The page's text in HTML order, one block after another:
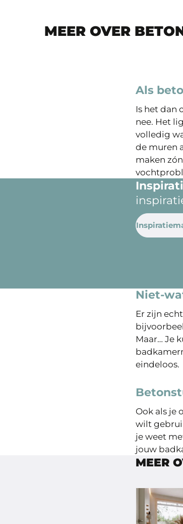
MEER OVER
Als
Is het dan
nee. Het
volledig
de muren
maken
Niet-
Er zijn
Maar… Je
eindeloos.
Ook als je
wilt
je weet
jouw
MEER